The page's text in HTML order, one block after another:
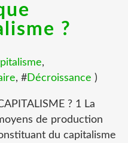
?
,
, #Décroissance )
? 1 La
de production
du capitalisme